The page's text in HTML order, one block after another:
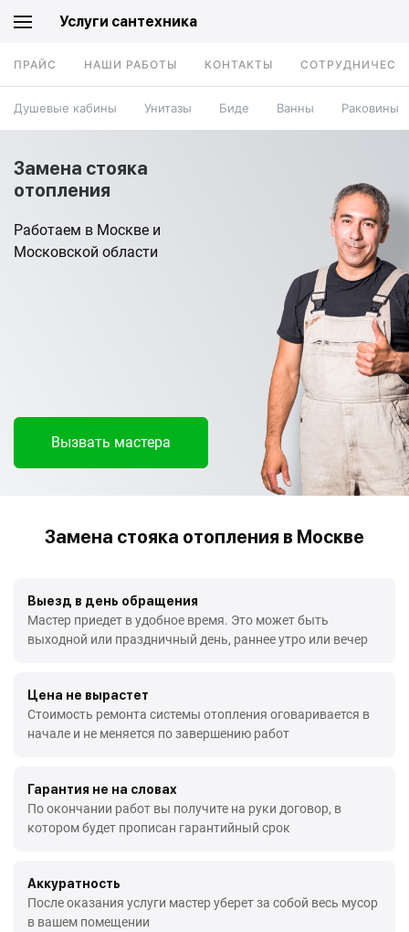
Услуги сантехника
ПРАЙС НАШИ РАБОТЫ КОНТАКТЫ
Душевые кабины Унитазы Биде Ванны Раковины
Замена стояка
отопления
Работаем в Москве и
Московской области
Вызвать мастера
Замена стояка отопления в Москве
Выезд в день обращения
Мастер приедет в удобное время. Это может быть
выходной или праздничный день, раннее утро или вечер
Цена не вырастет
Стоимость ремонта системы отопления оговаривается в
начале и не меняется по завершению работ
Гарантия не на словах
По окончании работ вы получите на руки договор, в
котором будет прописан гарантийный срок
Аккуратность
После оказания услуги мастер уберет за собой весь мусор
в вашем помещении